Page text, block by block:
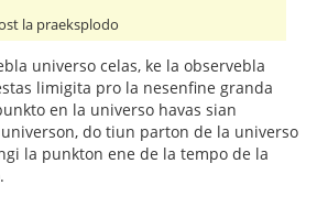
la praeksplodo
universo celas, ke la observebla
limigita pro la nesenfine granda
en la universo havas sian
do tiun parton de la universo
la punkton ene de la tempo de la